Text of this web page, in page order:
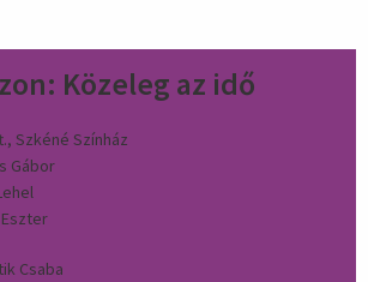
Közeleg az idő
Szkéné Színház
Gábor
Csaba